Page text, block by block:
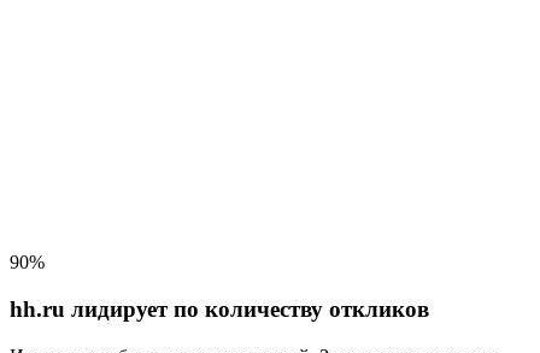
90%
hh.ru лидирует по количеству откликов